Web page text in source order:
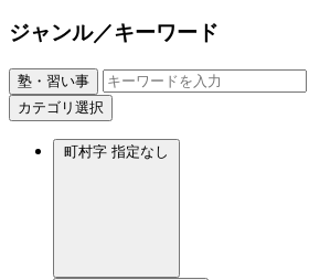
ジャンル／キーワード
塾・習い事
カテゴリ選択
町村字 指定なし